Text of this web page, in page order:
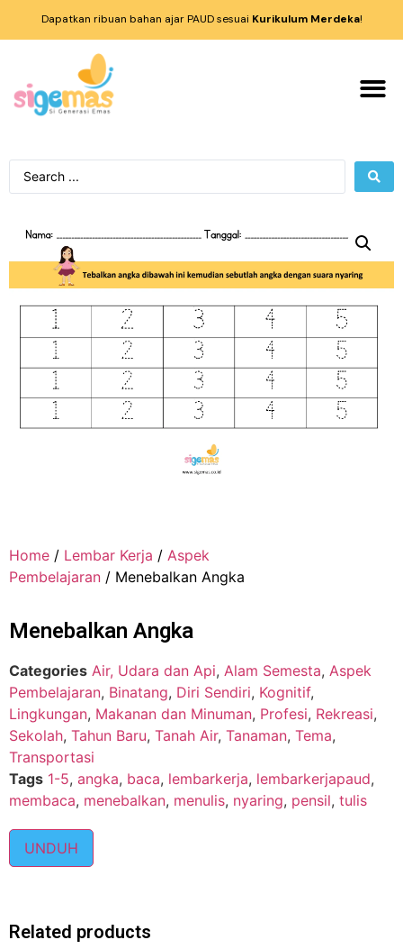
Dapatkan ribuan bahan ajar PAUD sesuai Kurikulum Merdeka!
Home / Lembar Kerja / Aspek
Pembelajaran / Menebalkan Angka
Menebalkan Angka
Categories Air, Udara dan Api, Alam Semesta, Aspek
Pembelajaran, Binatang, Diri Sendiri, Kognitif,
Lingkungan, Makanan dan Minuman, Profesi, Rekreasi,
Sekolah, Tahun Baru, Tanah Air, Tanaman, Tema,
Transportasi
Tags 1-5, angka, baca, lembarkerja, lembarkerjapaud,
membaca, menebalkan, menulis, nyaring, pensil, tulis
UNDUH
Related products